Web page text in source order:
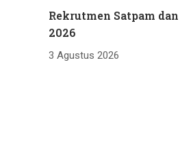
Rekrutmen Satpam
2026
3 Agustus 2026